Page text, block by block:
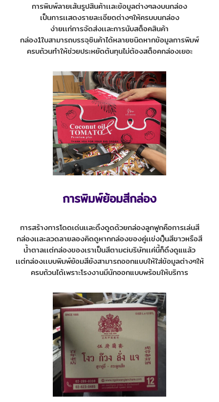
การพิมพ์ลายเส้นรูปสินค้าเเละข้อมูลต่างๆลงบนกล่อง
เป็นการเเสดงรายละเอียดต่างๆให้ครบบนกล่อง
ง่ายเเก่การจัดส่งเเละการนับสต็อคสินค้า
กล่อง1ใบสามารถบรรจุชินค้าได้หลายชนิดหากข้อมูลการพิมพ์
ครบถ้วนทำให้ช่วยประหยัดต้นทุนไม่ต้องสต็อคกล่องเยอะ
การพิมพ์ย้อมสีกล่อง
การสร้างการโดดเด่นเเละดึงดูดด้วยกล่องลูกฟูกคือการเล่นสี
กล่องเเละลวดลายลองคิดดูหากกล่องของคู่เเข่งเ)็นสีขาวหรือสี
น้ำตาลเเต่กล่องของเราเป็นสีตามciบริษัทเเค่นี้ก็ดึงดูแแล้ว
เเต่กล่องเเบบพิมพ์ย้อมสียังสามารถออกแบบให้ใส่ข้อมูลต่างๆให้
ครบถ้วนได้เพราะโรงงานมีนักออกแบบพร้อมให้บริการ